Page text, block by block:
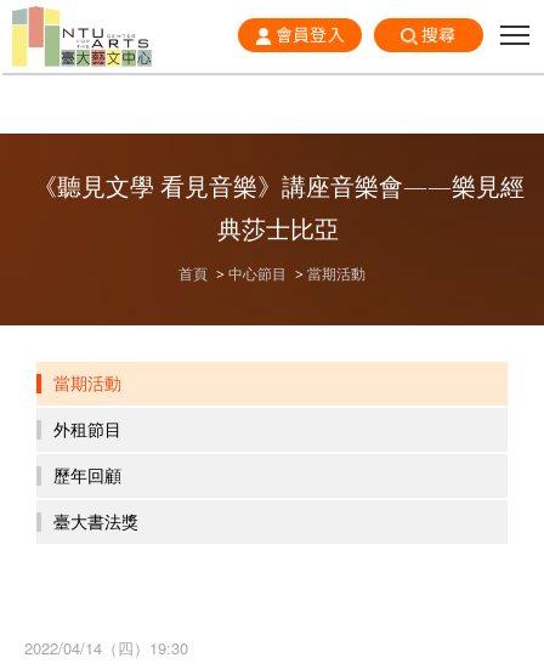
會員登入 搜尋
《聽見文學 看見音樂》講座音樂會——樂見經
典莎士比亞
首頁 中心節目 當期活動
當期活動
外租節目
歷年回顧
臺大書法獎
2022/04/14（四）19:30